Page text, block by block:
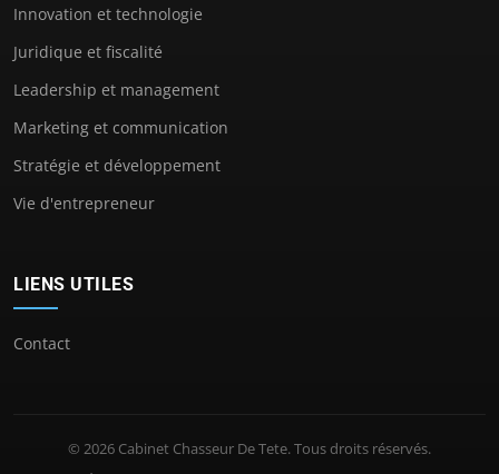
Innovation et technologie
Juridique et fiscalité
Leadership et management
Marketing et communication
Stratégie et développement
Vie d'entrepreneur
LIENS UTILES
Contact
© 2026 Cabinet Chasseur De Tete. Tous droits réservés.